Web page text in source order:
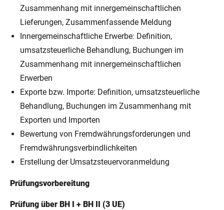
Zusammenhang mit innergemeinschaftlichen
Lieferungen, Zusammenfassende Meldung
Innergemeinschaftliche Erwerbe: Definition,
umsatzsteuerliche Behandlung, Buchungen im
Zusammenhang mit innergemeinschaftlichen
Erwerben
Exporte bzw. Importe: Definition, umsatzsteuerliche
Behandlung, Buchungen im Zusammenhang mit
Exporten und Importen
Bewertung von Fremdwährungsforderungen und
Fremdwährungsverbindlichkeiten
Erstellung der Umsatzsteuervoranmeldung
Prüfungsvorbereitung
Prüfung über BH I + BH II (3 UE)